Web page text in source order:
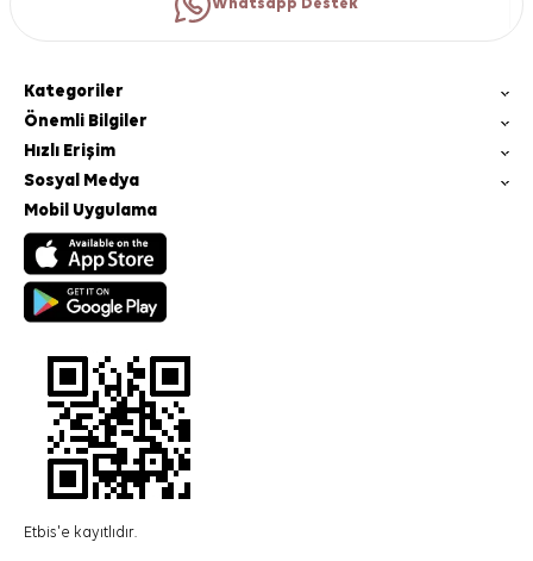
Whatsapp Destek
Kategoriler
Önemli Bilgiler
Hızlı Erişim
Sosyal Medya
Mobil Uygulama
Etbis'e kayıtlıdır.